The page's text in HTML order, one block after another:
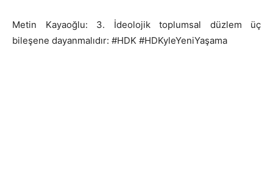
Metin Kayaoğlu: 3. İdeolojik toplumsal düzlem üç
bileşene dayanmalıdır: #HDK #HDKyleYeniYaşama